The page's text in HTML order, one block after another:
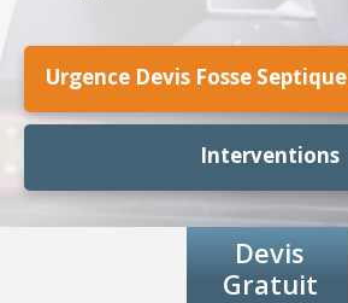
Urgence Devis Fosse
Interventions
Devis
Gratuit